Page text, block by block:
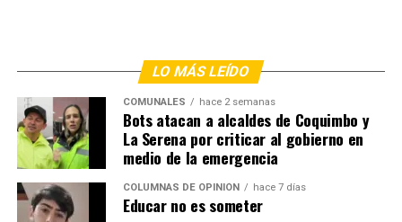
LO MÁS LEÍDO
COMUNALES hace 2 semanas
Bots atacan a alcaldes de Coquimbo y
La Serena por criticar al gobierno en
medio de la emergencia
COLUMNAS DE OPINIÓN hace 7 días
Educar no es someter